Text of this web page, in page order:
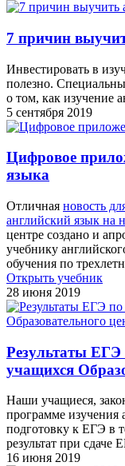
7 причин
Инвестировать в
полезно.
о том, как изучение
5 сентября 2019
Цифровое
языка
Отличная новость
английский язык на
центре создано и
учебнику
обучения по
Открыть учебник
28 июня 2019
Результаты
учащихся
Наши учащиеся,
программе изучения
подготовку к ЕГЭ в
результат при сдаче
16 июня 2019